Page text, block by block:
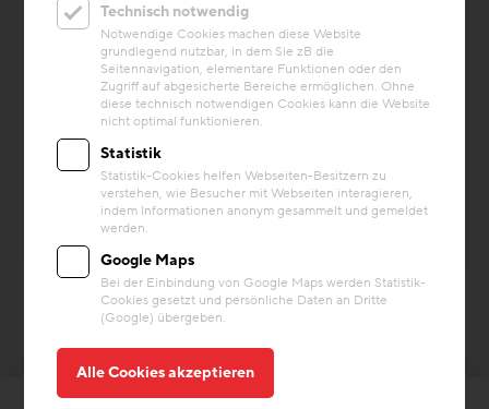
Telegraf 7 Office
In der Wiener Lehargasse 7, nahe dem
Naschmarkt, befindet sich die ehemalige
Telefonzentrale der k. u. k. Post- und
Telegrafendirektion, ein architekt...
Baustoffe/Material
Technisch notwendig
Notwendige Cookies machen diese Website
grundlegend nutzbar, in dem Sie zB die
Seitennavigation, elementare Funktionen oder den
Zugriff auf abgesicherte Bereiche ermöglichen. Ohne
diese technisch notwendigen Cookies kann die Website
nicht optimal funktionieren.
Statistik
Statistik-Cookies helfen Webseiten-Besitzern zu
verstehen, wie Besucher mit Webseiten interagieren,
indem Informationen anonym gesammelt und gemeldet
werden.
Google Maps
Bei der Einbindung von Google Maps werden Statistik-
Cookies gesetzt und persönliche Daten an Dritte
(Google) übergeben.
Alle Cookies akzeptieren